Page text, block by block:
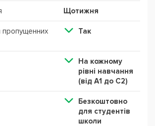
Щотижня
пропущенних
Так
На кожному
рівні навчання
(від А1 до С2)
Безкоштовно
для студентів
школи